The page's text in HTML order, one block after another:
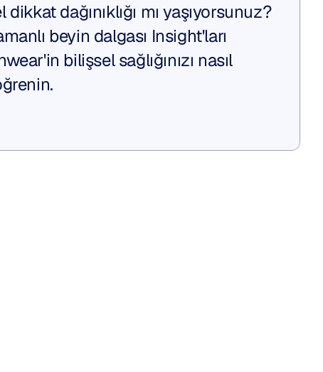
dağınıklığı mı yaşıyorsunuz?
beyin dalgası Insight'ları
bilişsel sağlığınızı nasıl